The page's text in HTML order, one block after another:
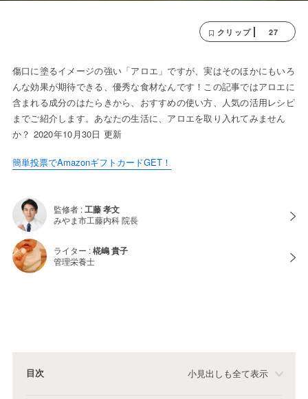
クリップ 27
傷口に塗るイメージの強い「アロエ」ですが、実はそのほかにもいろ
んな効果が期待できる、優秀な食材なんです！この記事ではアロエに
含まれる成分のはたらきから、おすすめの使い方、人気の活用レシピ
までご紹介します。あなたの生活に、アロエを取り入れてみません
か？ 2020年10月30日 更新
簡単投票でAmazonギフトカードGET！
監修者 :工藤 孝文
みやま市工藤内科 院長
ライター :椛嶋 貴子
管理栄養士
目次 小見出しも全て表示